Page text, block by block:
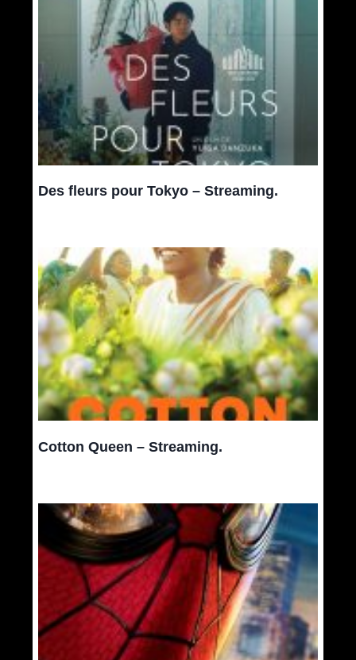
Des fleurs pour Tokyo – Streaming.
Cotton Queen – Streaming.